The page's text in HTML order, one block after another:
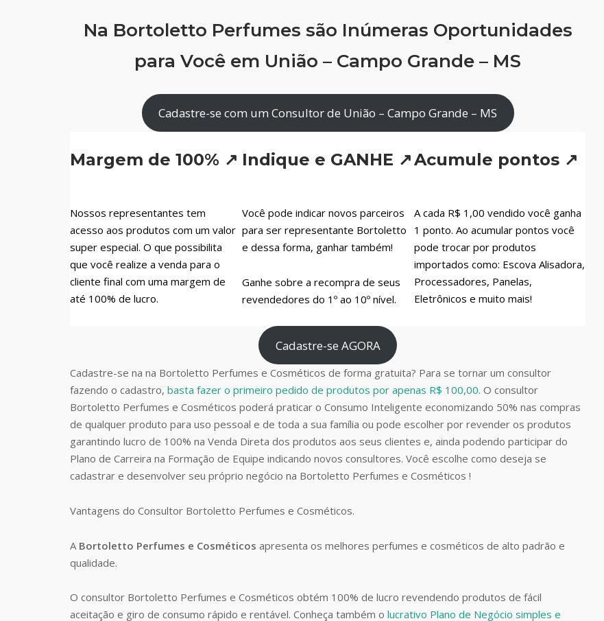
Na Bortoletto Perfumes são Inúmeras Oportunidades
para Você em União – Campo Grande – MS
Cadastre-se com um Consultor de União – Campo Grande – MS
Margem de 100% ↗
Nossos representantes tem
acesso aos produtos com um valor
super especial. O que possibilita
que você realize a venda para o
cliente final com uma margem de
até 100% de lucro.
Indique e GANHE ↗
Você pode indicar novos parceiros
para ser representante Bortoletto
e dessa forma, ganhar também!
Ganhe sobre a recompra de seus
revendedores do 1º ao 10º nível.
Acumule pontos ↗
A cada R$ 1,00 vendido você ganha
1 ponto. Ao acumular pontos você
pode trocar por produtos
importados como: Escova Alisadora,
Processadores, Panelas,
Eletrônicos e muito mais!
Cadastre-se AGORA
Cadastre-se na na Bortoletto Perfumes e Cosméticos de forma gratuita? Para se tornar um consultor
fazendo o cadastro, basta fazer o primeiro pedido de produtos por apenas R$ 100,00. O consultor
Bortoletto Perfumes e Cosméticos poderá praticar o Consumo Inteligente economizando 50% nas compras
de qualquer produto para uso pessoal e de toda a sua família ou pode escolher por revender os produtos
garantindo lucro de 100% na Venda Direta dos produtos aos seus clientes e, ainda podendo participar do
Plano de Carreira na Formação de Equipe indicando novos consultores. Você escolhe como deseja se
cadastrar e desenvolver seu próprio negócio na Bortoletto Perfumes e Cosméticos !
Vantagens do Consultor Bortoletto Perfumes e Cosméticos.
A Bortoletto Perfumes e Cosméticos apresenta os melhores perfumes e cosméticos de alto padrão e
qualidade.
O consultor Bortoletto Perfumes e Cosméticos obtém 100% de lucro revendendo produtos de fácil
aceitação e giro de consumo rápido e rentável. Conheça também o lucrativo Plano de Negócio simples e